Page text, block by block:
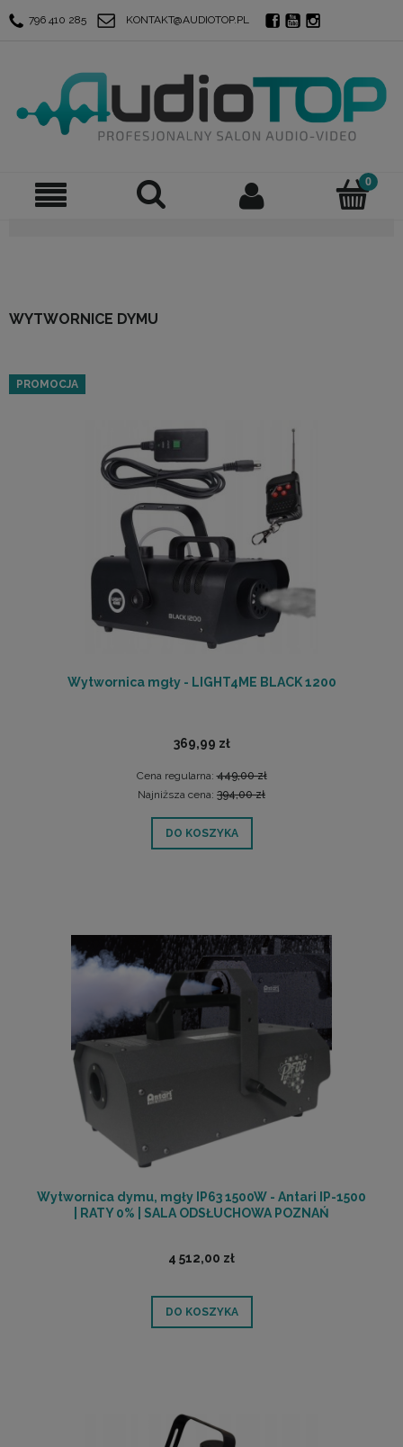
796 410 285 KONTAKT@AUDIOTOP.PL
WYTWORNICE DYMU
Wytwornica mgły - LIGHT4ME BLACK 1200
369,99 zł
Cena regularna:449,00 zł
Najniższa cena: 394,00 zł
DO KOSZYKA
PROMOCJA
Wytwornica dymu, mgły IP63 1500W - Antari IP-1500
| RATY 0% | SALA ODSŁUCHOWA POZNAŃ
4 512,00 zł
DO KOSZYKA